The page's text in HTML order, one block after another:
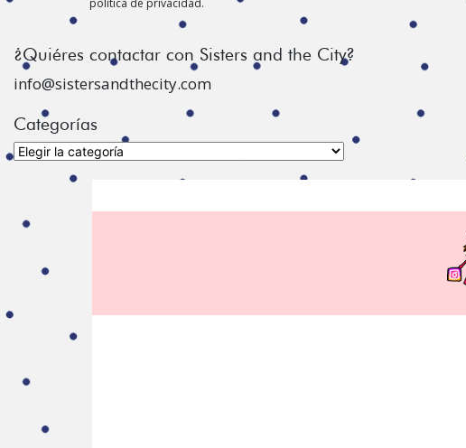
política de privacidad.
¿Quiéres contactar con Sisters and the City?
info@sistersandthecity.com
Categorías
Categorías